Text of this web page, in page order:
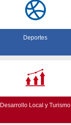
Deportes
Desarrollo Local y Turismo